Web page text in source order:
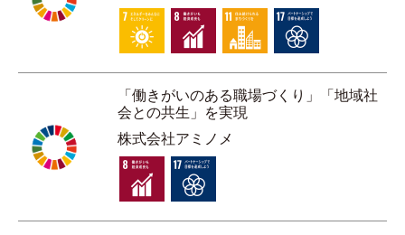
「働きがいのある職場づくり」「地域社
会との共生」を実現
株式会社アミノメ